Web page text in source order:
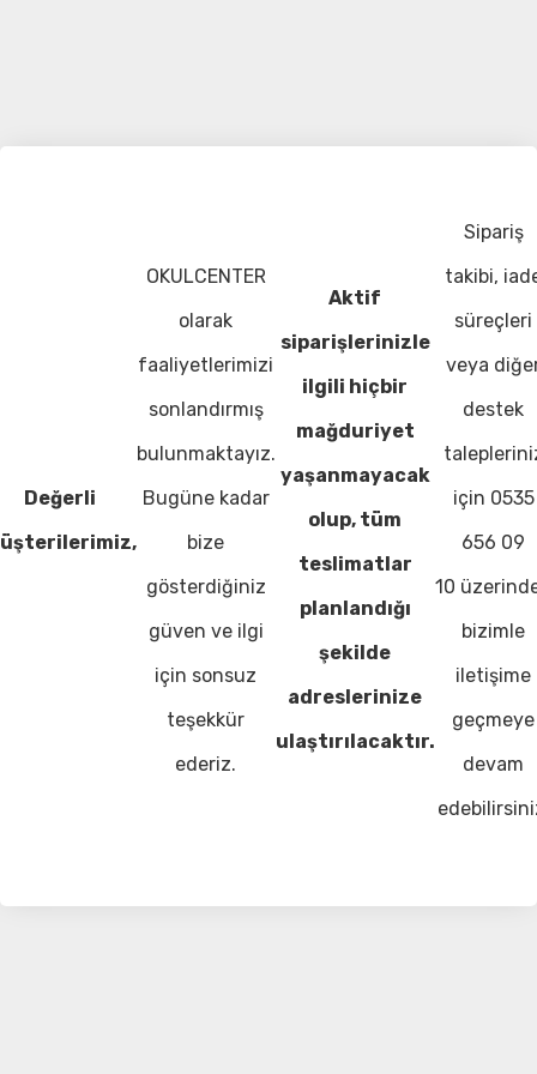
Değerli
OKULCENTER
olarak
faaliyetlerimizi
sonlandırmış
bulunmaktayız.
Bugüne kadar
bize
gösterdiğiniz
güven ve ilgi
için sonsuz
teşekkür
ederiz.
Aktif
siparişlerinizle
ilgili hiçbir
mağduriyet
yaşanmayacak
olup, tüm
teslimatlar
planlandığı
şekilde
adreslerinize
ulaştırılacaktır.
Sipariş
takibi,
süreçleri
veya
destek
için 0535
656 09
10
bizimle
iletişime
geçmeye
devam